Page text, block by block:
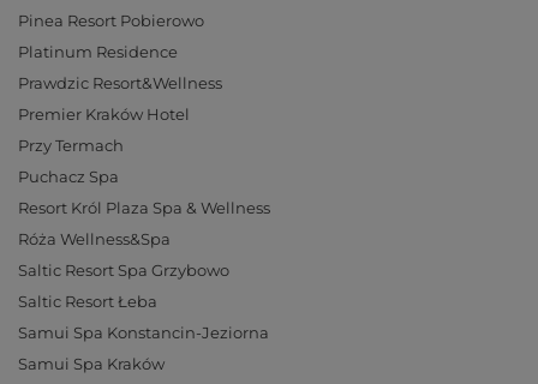
Pinea Resort Pobierowo
Platinum Residence
Prawdzic Resort&Wellness
Premier Kraków Hotel
Przy Termach
Puchacz Spa
Resort Król Plaza Spa & Wellness
Róża Wellness&Spa
Saltic Resort Spa Grzybowo
Saltic Resort Łeba
Samui Spa Konstancin-Jeziorna
Samui Spa Kraków